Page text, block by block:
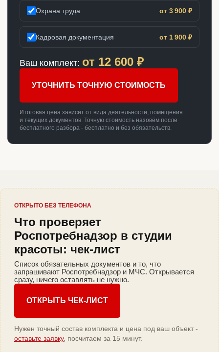
Охрана труда от 3 900 ₽
Кадровая документация от 1 900 ₽
Ваш комплект: от 12 600 ₽
УТОЧНИТЬ ТОЧНУЮ СТОИМОСТЬ
Итоговая цена зависит от вида деятельности, помещения
и текущих документов. Точную стоимость назовём после
бесплатного разбора - бесплатно и без обязательств.
ОТКРЫТО БЕЗ ТЕЛЕФОНА
Что проверяет
Роспотребнадзор в студии
красоты: чек-лист
Список обязательных документов и то, что
запрашивают Роспотребнадзор и МЧС. Открывается
сразу, ничего оставлять не нужно.
ОТКРЫТЬ ЧЕК-ЛИСТ
Нужен точный состав комплекта и цена под ваш объект -
оставьте заявку, посчитаем за 15 минут.